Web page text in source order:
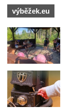
výběžek.eu